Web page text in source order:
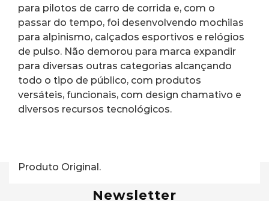
para pilotos de carro de corrida e, com o
passar do tempo, foi desenvolvendo mochilas
para alpinismo, calçados esportivos e relógios
de pulso. Não demorou para marca expandir
para diversas outras categorias alcançando
todo o tipo de público, com produtos
versáteis, funcionais, com design chamativo e
diversos recursos tecnológicos.
Produto Original.
Newsletter